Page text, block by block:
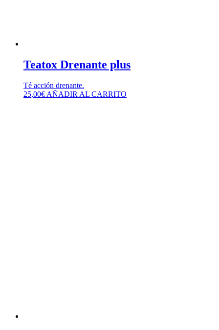
Teatox Drenante plus
Té acción drenante.
25,00€ AÑADIR AL CARRITO